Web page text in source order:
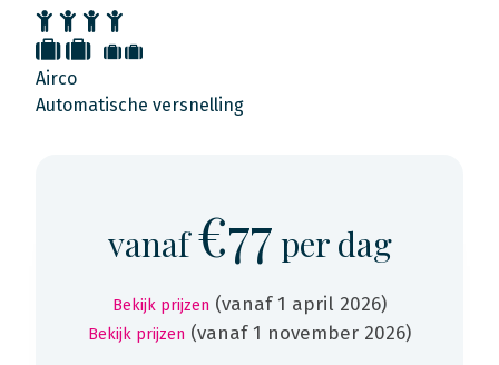
Airco
Automatische versnelling
vanaf€77 per dag
Bekijk prijzen (vanaf 1 april 2026)
Bekijk prijzen (vanaf 1 november 2026)